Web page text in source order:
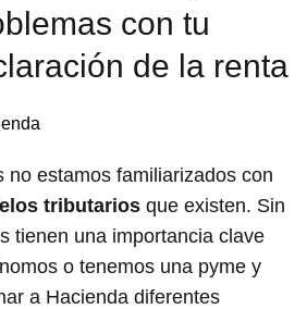
con tu
de la renta
no estamos familiarizados con
tributarios que existen. Sin
tienen una importancia clave
o tenemos una pyme y
a Hacienda diferentes